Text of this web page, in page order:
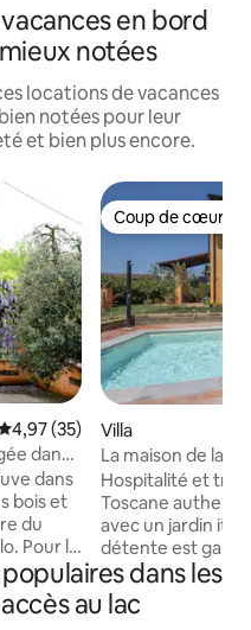
en bord
notées
locations de vacances
notées pour leur
et bien plus encore.
appréciés
moyenne sur la
4,97 (35)
dans
dans
bois et
du
la
et un
Coup de cœur
Coup de cœur
Villa
La maison de la
Pool Tuscany
Hospitalité et
Toscane
avec un jardin
détente est
une piscine et
plein air.
2 chambres
dans les
au lac